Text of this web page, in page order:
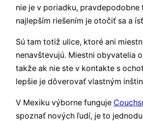
nie je v poriadku, pravdepodobne
najlepším riešením je otočiť sa a
Sú tam totiž ulice, ktoré ani
nenavštevujú. Miestni obyvatelia
takže ak nie ste v kontakte s
lepšie je dôverovať vlastným
V Mexiku výborne funguje
spoznať nových ľudí, je to